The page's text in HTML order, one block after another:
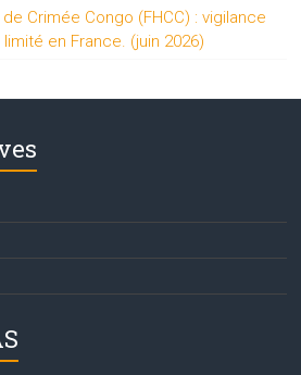
Crimée Congo (FHCC) : vigilance
en France. (juin 2026)